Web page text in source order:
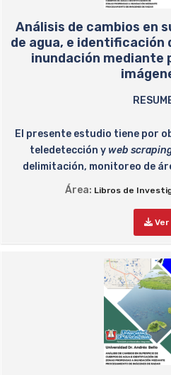
Análisis de cambios en
de agua, e identificación
inundación mediante
El presente estudio tiene por
teledetección y web
delimitación, monitoreo de
Área: Libros de
Ver